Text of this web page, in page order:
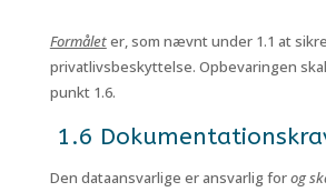
Formåleter, som nævnt under 1.1 at
privatlivsbeskyttelse. Opbevaringen
punkt 1.6.
1.6
Den dataansvarlige er ansvarlig forog